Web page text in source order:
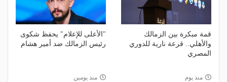
قمة مبكرة بين الزمالك
والأهلي.. قرعة نارية للدوري
المصري
منذ يوم
"الأعلى للإعلام" يحفظ شكوى
رئيس الزمالك ضد أمير هشام
منذ يومين